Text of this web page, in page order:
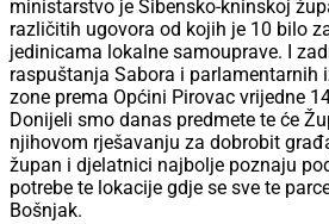
ministarstvo je Šibensko-kninskoj
različitih ugovora od kojih je 10 bilo
jedinicama lokalne samouprave. I
raspuštanja Sabora i parlamentarnih
zone prema Općini Pirovac vrijedne
Donijeli smo danas predmete te će
njihovom rješavanju za dobrobit
župan i djelatnici najbolje poznaju
potrebe te lokacije gdje se sve te
Bošnjak.